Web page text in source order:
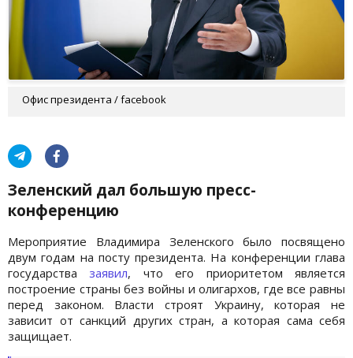
Офис президента / facebook
Зеленский дал большую пресс-
конференцию
Мероприятие Владимира Зеленского было посвящено
двум годам на посту президента. На конференции глава
государствазаявил, что его приоритетом является
построение страны без войны и олигархов, где все равны
перед законом. Власти строят Украину, которая не
зависит от санкций других стран, а которая сама себя
защищает.